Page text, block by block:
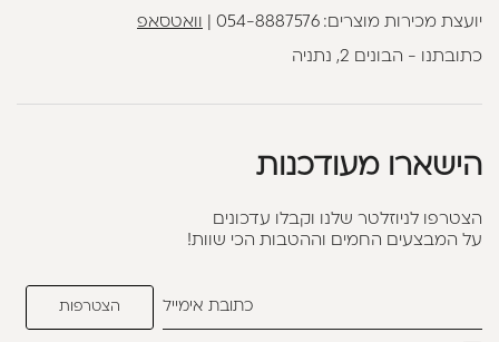
יועצת מכירות מוצרים:054-8887576 וואטסאפ
כתובתנו - הבונים 2, נתניה
הישארו מעודכנות
הצטרפו לניוזלטר שלנו וקבלו עדכונים
על המבצעים החמים וההטבות הכי שוות!